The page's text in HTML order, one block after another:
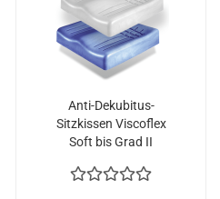
Anti-Dekubitus-
Sitzkissen Viscoflex
Soft bis Grad II